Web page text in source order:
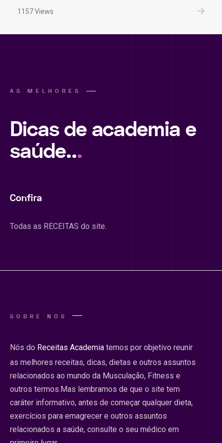
1157 Views
AS MELHORES
Dicas de academia e
saúde...
Confira
Todas as RECEITAS do site.
SOBRE NÓS
Nós do Receitas Academia temos por objetivo reunir
as melhores receitas, dicas, dietas e outros assuntos
relacionados ao mundo da Musculação, Fitness e
outros termos.Mas lembramos de que o site tem
caráter informativo, antes de começar qualquer dieta,
exercícios para emagrecer e outros assuntos
relacionados a saúde, consulte o seu médico em